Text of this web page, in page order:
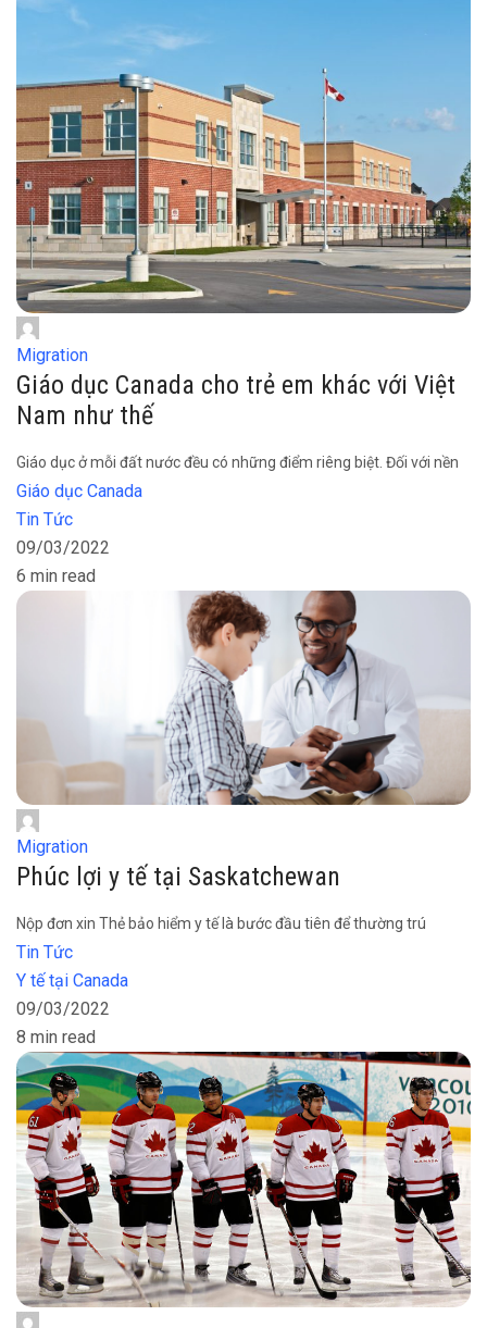
Migration
Giáo dục Canada cho trẻ em khác với Việt
Nam như thế
Giáo dục ở mỗi đất nước đều có những điểm riêng biệt. Đối với nền
Giáo dục Canada
Tin Tức
09/03/2022
6 min read
Migration
Phúc lợi y tế tại Saskatchewan
Nộp đơn xin Thẻ bảo hiểm y tế là bước đầu tiên để thường trú
Tin Tức
Y tế tại Canada
09/03/2022
8 min read